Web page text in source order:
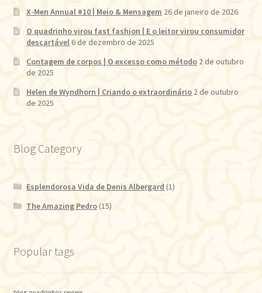
X-Men Annual #10 | Meio & Mensagem 26 de janeiro de 2026
O quadrinho virou fast fashion | E o leitor virou consumidor
descartável6 de dezembro de 2025
Contagem de corpos | O excesso como método 2 de outubro
de 2025
Helen de Wyndhorn | Criando o extraordinário 2 de outubro
de 2025
Blog Category
Esplendorosa Vida de Denis Albergard (1)
The Amazing Pedro (15)
Popular tags